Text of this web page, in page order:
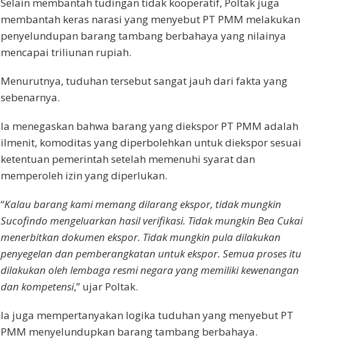
membantah keras narasi yang menyebut PT PMM melakukan
penyelundupan barang tambang berbahaya yang nilainya
mencapai triliunan rupiah.
Menurutnya, tuduhan tersebut sangat jauh dari fakta yang
sebenarnya.
Ia menegaskan bahwa barang yang diekspor PT PMM adalah
ilmenit, komoditas yang diperbolehkan untuk diekspor sesuai
ketentuan pemerintah setelah memenuhi syarat dan
memperoleh izin yang diperlukan.
“Kalau barang kami memang dilarang ekspor, tidak mungkin
Sucofindo mengeluarkan hasil verifikasi. Tidak mungkin Bea Cukai
menerbitkan dokumen ekspor. Tidak mungkin pula dilakukan
penyegelan dan pemberangkatan untuk ekspor. Semua proses itu
dilakukan oleh lembaga resmi negara yang memiliki kewenangan
dan kompetensi,” ujar Poltak.
Ia juga mempertanyakan logika tuduhan yang menyebut PT
PMM menyelundupkan barang tambang berbahaya.